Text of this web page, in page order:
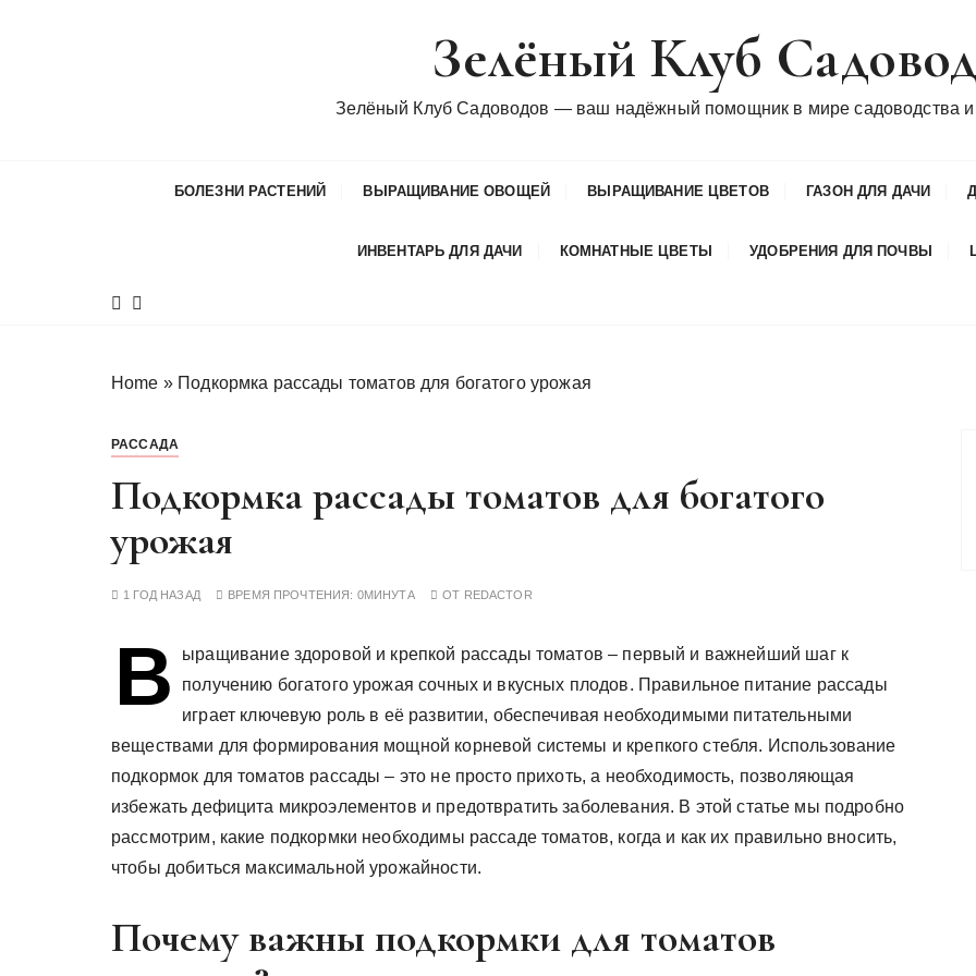
Зелёный Клуб
Зелёный Клуб Садоводов — ваш надёжный помощник в мире садоводства и
БОЛЕЗНИ РАСТЕНИЙ ВЫРАЩИВАНИЕ ОВОЩЕЙ ВЫРАЩИВАНИЕ ЦВЕТОВ ГАЗОН ДЛЯ ДАЧИ
ИНВЕНТАРЬ ДЛЯ ДАЧИ КОМНАТНЫЕ ЦВЕТЫ УДОБРЕНИЯ ДЛЯ ПОЧВЫ
Home » Подкормка рассады томатов для богатого урожая
РАССАДА
Подкормка рассады томатов для богатого
урожая
1 ГОД НАЗАД ВРЕМЯ ПРОЧТЕНИЯ: 0МИНУТА ОТ REDACTOR
В
ыращивание здоровой и крепкой рассады томатов – первый и важнейший шаг к
получению богатого урожая сочных и вкусных плодов. Правильное питание рассады
играет ключевую роль в её развитии, обеспечивая необходимыми питательными
веществами для формирования мощной корневой системы и крепкого стебля. Использование
подкормок для томатов рассады – это не просто прихоть, а необходимость, позволяющая
избежать дефицита микроэлементов и предотвратить заболевания. В этой статье мы подробно
рассмотрим, какие подкормки необходимы рассаде томатов, когда и как их правильно вносить,
чтобы добиться максимальной урожайности.
Почему важны подкормки для томатов